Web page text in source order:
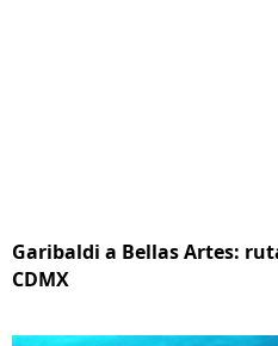
Garibaldi a Bellas Artes:
CDMX